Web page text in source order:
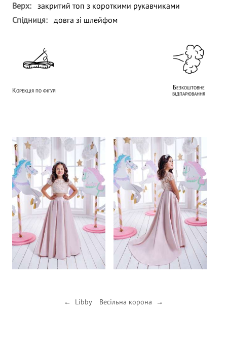
Верх: закритий топ з короткими рукавчиками
Спідниця: довга зі шлейфом
Корекція по фігурі Безкоштовне
відпарювання
← Libby Весільна корона →